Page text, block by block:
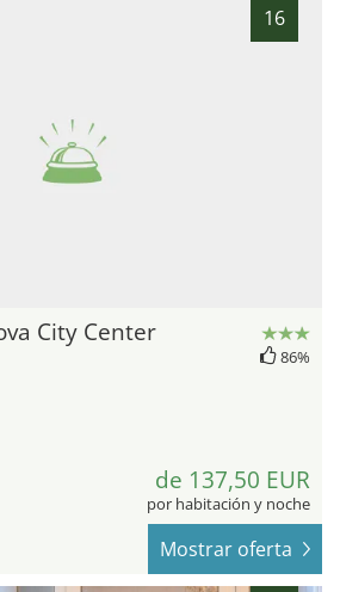
16
City Center
86%
de 137,50 EUR
por habitación y noche
Mostrar oferta